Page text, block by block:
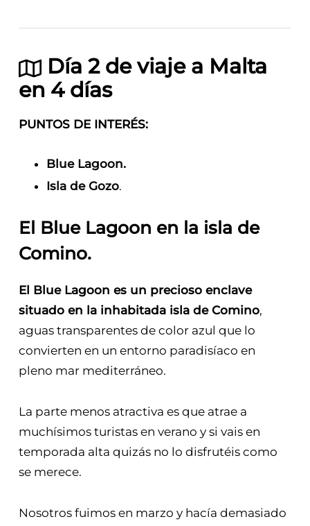
Día 2 de viaje a Malta
en 4 días
PUNTOS DE INTERÉS:
Blue Lagoon.
Isla de Gozo.
El Blue Lagoon en la isla de
Comino.
El Blue Lagoon es un precioso enclave
situado en la inhabitada isla de Comino,
aguas transparentes de color azul que lo
convierten en un entorno paradisíaco en
pleno mar mediterráneo.
La parte menos atractiva es que atrae a
muchísimos turistas en verano y si vais en
temporada alta quizás no lo disfrutéis como
se merece.
Nosotros fuimos en marzo y hacía demasiado